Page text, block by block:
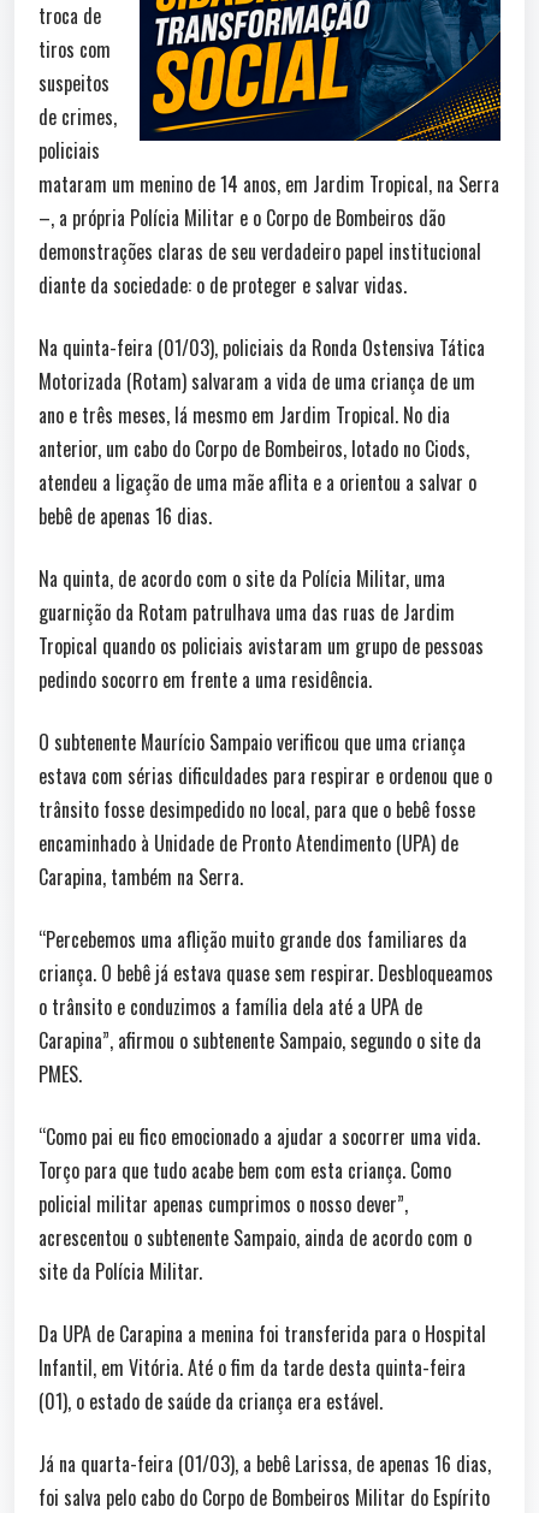
troca de
tiros com
suspeitos
de crimes,
policiais
mataram um menino de 14 anos, em Jardim Tropical, na Serra
–, a própria Polícia Militar e o Corpo de Bombeiros dão
demonstrações claras de seu verdadeiro papel institucional
diante da sociedade: o de proteger e salvar vidas.
Na quinta-feira (01/03), policiais da Ronda Ostensiva Tática
Motorizada (Rotam) salvaram a vida de uma criança de um
ano e três meses, lá mesmo em Jardim Tropical. No dia
anterior, um cabo do Corpo de Bombeiros, lotado no Ciods,
atendeu a ligação de uma mãe aflita e a orientou a salvar o
bebê de apenas 16 dias.
Na quinta, de acordo com o site da Polícia Militar, uma
guarnição da Rotam patrulhava uma das ruas de Jardim
Tropical quando os policiais avistaram um grupo de pessoas
pedindo socorro em frente a uma residência.
O subtenente Maurício Sampaio verificou que uma criança
estava com sérias dificuldades para respirar e ordenou que o
trânsito fosse desimpedido no local, para que o bebê fosse
encaminhado à Unidade de Pronto Atendimento (UPA) de
Carapina, também na Serra.
“Percebemos uma aflição muito grande dos familiares da
criança. O bebê já estava quase sem respirar. Desbloqueamos
o trânsito e conduzimos a família dela até a UPA de
Carapina”, afirmou o subtenente Sampaio, segundo o site da
PMES.
“Como pai eu fico emocionado a ajudar a socorrer uma vida.
Torço para que tudo acabe bem com esta criança. Como
policial militar apenas cumprimos o nosso dever”,
acrescentou o subtenente Sampaio, ainda de acordo com o
site da Polícia Militar.
Da UPA de Carapina a menina foi transferida para o Hospital
Infantil, em Vitória. Até o fim da tarde desta quinta-feira
(01), o estado de saúde da criança era estável.
Já na quarta-feira (01/03), a bebê Larissa, de apenas 16 dias,
foi salva pelo cabo do Corpo de Bombeiros Militar do Espírito